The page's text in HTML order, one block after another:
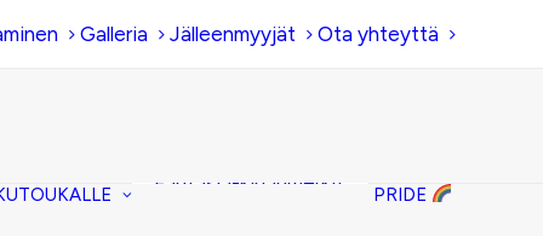
Galleria Jälleenmyyjät Ota yhteyttä
Fantasia-kirjanmerkit
PRIDE